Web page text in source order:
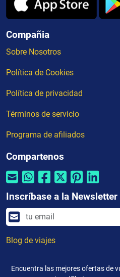
Compañia
Sobre Nosotros
Política de Cookies
Política de privacidad
Términos de servicio
Programa de afiliados
Compartenos
Inscríbase a la Newsletter
Blog de viajes
Encuentra las mejores ofertas de